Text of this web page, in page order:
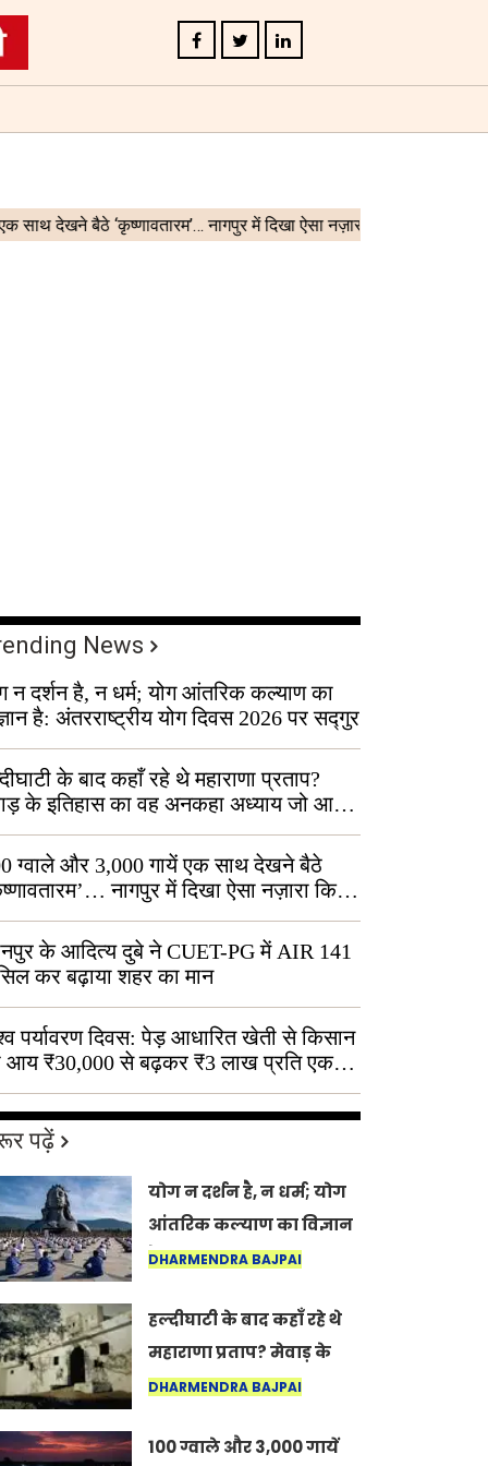
News
न दर्शन है, न धर्म; योग आंतरिक कल्याण का
है: अंतरराष्ट्रीय योग दिवस 2026 पर सद्गुर
के बाद कहाँ रहे थे महाराणा प्रताप?
के इतिहास का वह अनकहा अध्याय जो आज
में जीवित है
ग्वाले और 3,000 गायें एक साथ देखने बैठे
नागपुर में दिखा ऐसा नज़ारा कि
बोले, “ऐसा तो सिर्फ़ कृष्ण ही कर सकते हैं”
के आदित्य दुबे ने CUET-PG में AIR 141
कर बढ़ाया शहर का मान
पर्यावरण दिवस: पेड़ आधारित खेती से किसान
आय ₹30,000 से बढ़कर ₹3 लाख प्रति एकड़
पढ़ें
योग न दर्शन है, न धर्म; योग
आंतरिक कल्याण का विज्ञान
है: अंतरराष्ट्रीय योग दिवस
DHARMENDRA BAJPAI
हल्दीघाटी के बाद कहाँ रहे थे
महाराणा प्रताप? मेवाड़ के
इतिहास का वह अनकहा
में जीवित है
DHARMENDRA BAJPAI
100 ग्वाले और 3,000 गायें